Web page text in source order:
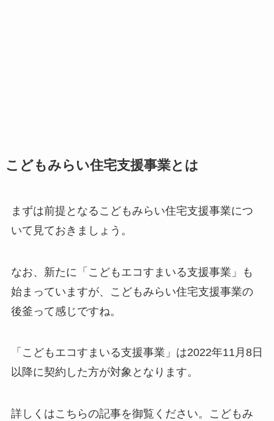
こどもみらい住宅支援事業とは
まずは前提となるこどもみらい住宅支援事業につ
いて見ておきましょう。
なお、新たに「こどもエコすまいる支援事業」も
始まっていますが、こどもみらい住宅支援事業の
後釜って感じですね。
「こどもエコすまいる支援事業」は2022年11月8日
以降に契約した方が対象となります。
詳しくはこちらの記事を御覧ください。こどもみ